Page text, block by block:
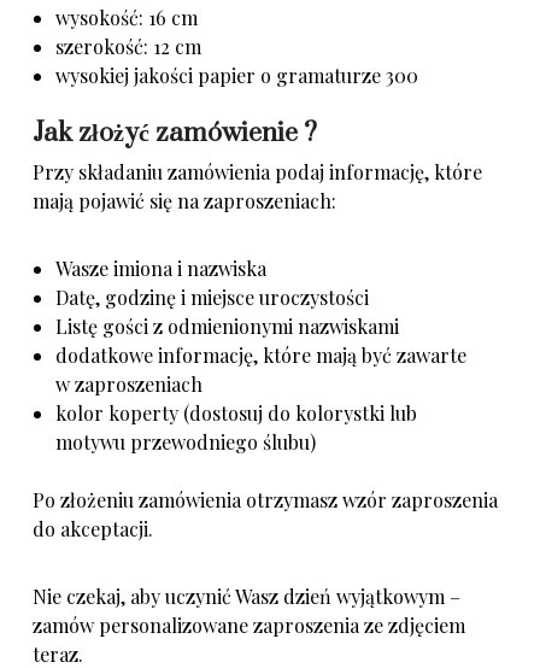
wysokość: 16 cm
szerokość: 12 cm
wysokiej jakości papier o gramaturze 300
Jak złożyć zamówienie ?
Przy składaniu zamówienia podaj informację, które
mają pojawić się na zaproszeniach:
Wasze imiona i nazwiska
Datę, godzinę i miejsce uroczystości
Listę gości z odmienionymi nazwiskami
dodatkowe informację, które mają być zawarte
w zaproszeniach
kolor koperty (dostosuj do kolorystki lub
motywu przewodniego ślubu)
Po złożeniu zamówienia otrzymasz wzór zaproszenia
do akceptacji.
Nie czekaj, aby uczynić Wasz dzień wyjątkowym –
zamów personalizowane zaproszenia ze zdjęciem
teraz.